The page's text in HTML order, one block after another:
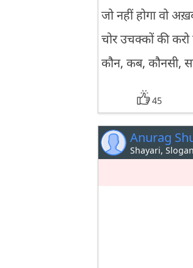
जो नहीं होगा वो
चोर उचक्कों की
कौन, कब, कौनसी,
45
Anurag
Shayari,